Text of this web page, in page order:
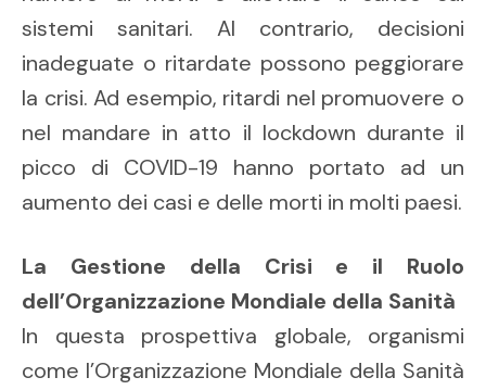
sistemi sanitari. Al contrario, decisioni
inadeguate o ritardate possono peggiorare
la crisi. Ad esempio, ritardi nel promuovere o
nel mandare in atto il lockdown durante il
picco di COVID-19 hanno portato ad un
aumento dei casi e delle morti in molti paesi.
La Gestione della Crisi e il Ruolo
dell’Organizzazione Mondiale della Sanità
In questa prospettiva globale, organismi
come l’Organizzazione Mondiale della Sanità